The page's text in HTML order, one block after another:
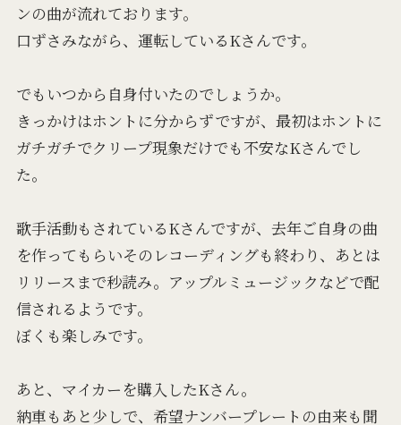
ンの曲が流れております。
口ずさみながら、運転しているKさんです。
でもいつから自身付いたのでしょうか。
きっかけはホントに分からずですが、最初はホントに
ガチガチでクリープ現象だけでも不安なKさんでし
た。
歌手活動もされているKさんですが、去年ご自身の曲
を作ってもらいそのレコーディングも終わり、あとは
リリースまで秒読み。アップルミュージックなどで配
信されるようです。
ぼくも楽しみです。
あと、マイカーを購入したKさん。
納車もあと少しで、希望ナンバープレートの由来も聞